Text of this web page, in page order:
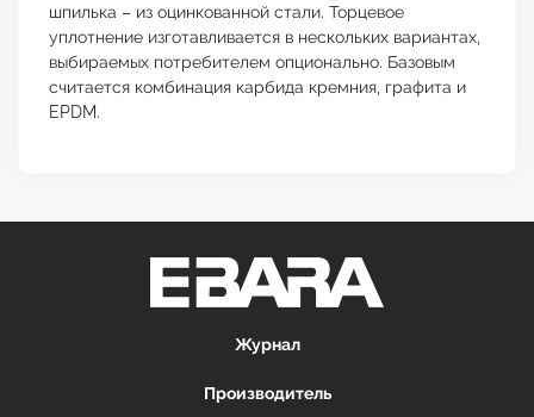
шпилька – из оцинкованной стали. Торцевое
уплотнение изготавливается в нескольких вариантах,
выбираемых потребителем опционально. Базовым
считается комбинация карбида кремния, графита и
EPDM.
Журнал
Производитель